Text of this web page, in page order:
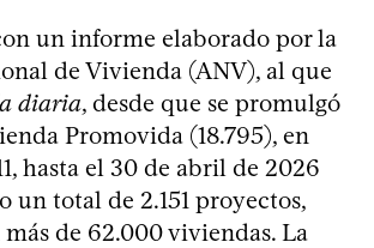
un informe elaborado por la
de Vivienda (ANV), al que
diaria, desde que se promulgó
Promovida (18.795), en
hasta el 30 de abril de 2026
un total de 2.151 proyectos,
de 62.000 viviendas. La